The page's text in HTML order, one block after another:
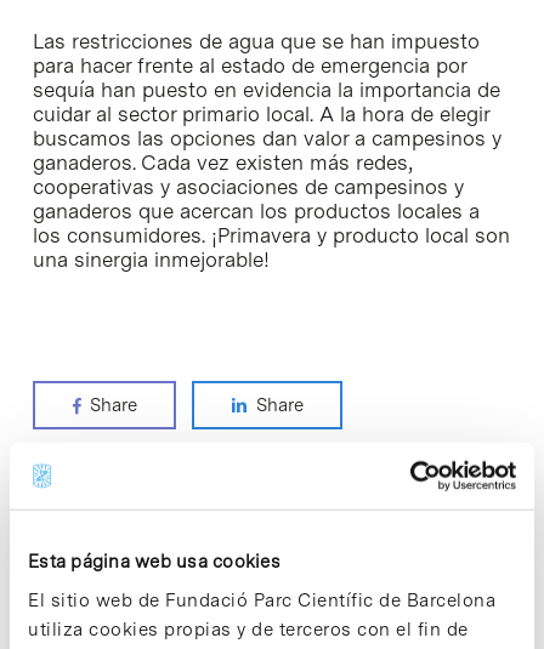
Esta página web usa cookies
El sitio web de Fundació Parc Científic de Barcelona
utiliza cookies propias y de terceros con el fin de
Las restricciones de agua que se han impuesto
para hacer frente al estado de emergencia por
sequía han puesto en evidencia la importancia de
cuidar al sector primario local. A la hora de elegir
buscamos las opciones dan valor a campesinos y
ganaderos. Cada vez existen más redes,
cooperativas y asociaciones de campesinos y
ganaderos que acercan los productos locales a
los consumidores. ¡Primavera y producto local son
una sinergia inmejorable!
Share Share
Categorías ODS
> ACCIÓN POR EL CLIMA
> ALIANZAS PARA LOGRAR LOS OBJETIVOS